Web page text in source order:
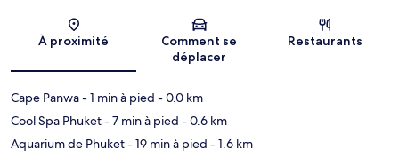
Carte
À proximité
Comment se
déplacer
Restaurants
Cape Panwa- 1 min à pied - 0.0 km
Cool Spa Phuket- 7 min à pied - 0.6 km
Aquarium de Phuket- 19 min à pied - 1.6 km